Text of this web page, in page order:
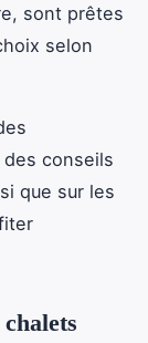
sont prêtes
selon
conseils
que sur les